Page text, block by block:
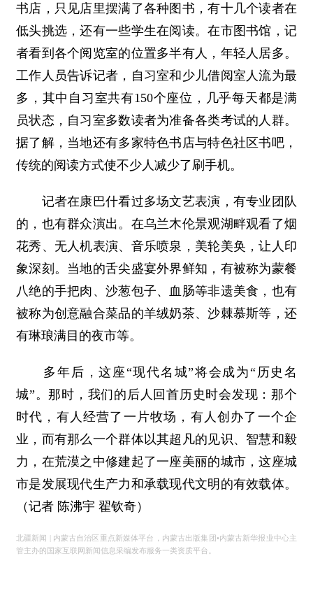
书店，只见店里摆满了各种图书，有十几个读者在
低头挑选，还有一些学生在阅读。在市图书馆，记
者看到各个阅览室的位置多半有人，年轻人居多。
工作人员告诉记者，自习室和少儿借阅室人流为最
多，其中自习室共有150个座位，几乎每天都是满
员状态，自习室多数读者为准备各类考试的人群。
据了解，当地还有多家特色书店与特色社区书吧，
传统的阅读方式使不少人减少了刷手机。
记者在康巴什看过多场文艺表演，有专业团队
的，也有群众演出。在乌兰木伦景观湖畔观看了烟
花秀、无人机表演、音乐喷泉，美轮美奂，让人印
象深刻。当地的舌尖盛宴外界鲜知，有被称为蒙餐
八绝的手把肉、沙葱包子、血肠等非遗美食，也有
被称为创意融合菜品的羊绒奶茶、沙棘慕斯等，还
有琳琅满目的夜市等。
多年后，这座“现代名城”将会成为“历史名
城”。那时，我们的后人回首历史时会发现：那个
时代，有人经营了一片牧场，有人创办了一个企
业，而有那么一个群体以其超凡的见识、智慧和毅
力，在荒漠之中修建起了一座美丽的城市，这座城
市是发展现代生产力和承载现代文明的有效载体。
（记者 陈沸宇 翟钦奇）
北疆新闻 | 内蒙古自治区重点新媒体平台，内蒙古出版集团•内蒙古新华报业中心主
管主办的国家互联网新闻信息采编发布服务一类资质平台。